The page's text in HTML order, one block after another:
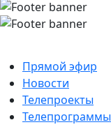
Прямой эфир
Новости
Телепроекты
Телепрограммы